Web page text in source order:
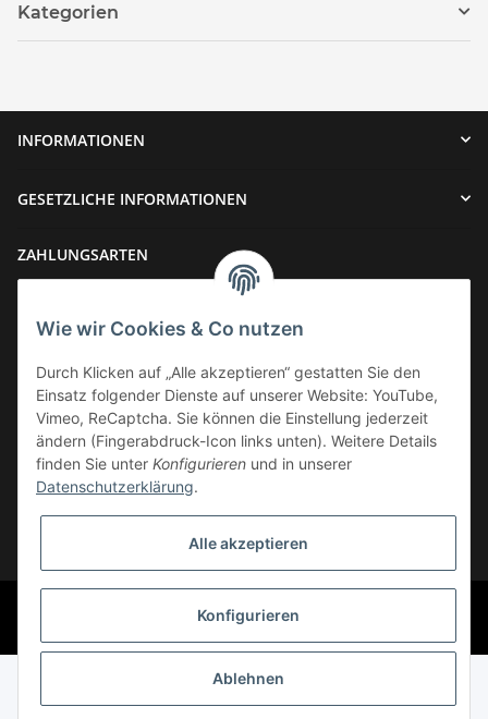
Kategorien
INFORMATIONEN
GESETZLICHE INFORMATIONEN
ZAHLUNGSARTEN
VERSAND
Widerrufsbutton
* Alle Preise inkl. gesetzlicher USt., zzgl.
© Phoenix-Cycles
Powered byJTL-Shop
Wie wir Cookies & Co nutzen
Durch Klicken auf „Alle akzeptieren“ gestatten Sie den
Einsatz folgender Dienste auf unserer Website: YouTube,
Vimeo, ReCaptcha. Sie können die Einstellung jederzeit
ändern (Fingerabdruck-Icon links unten). Weitere Details
finden Sie unter Konfigurieren und in unserer
Datenschutzerklärung.
Alle akzeptieren
Konfigurieren
Ablehnen